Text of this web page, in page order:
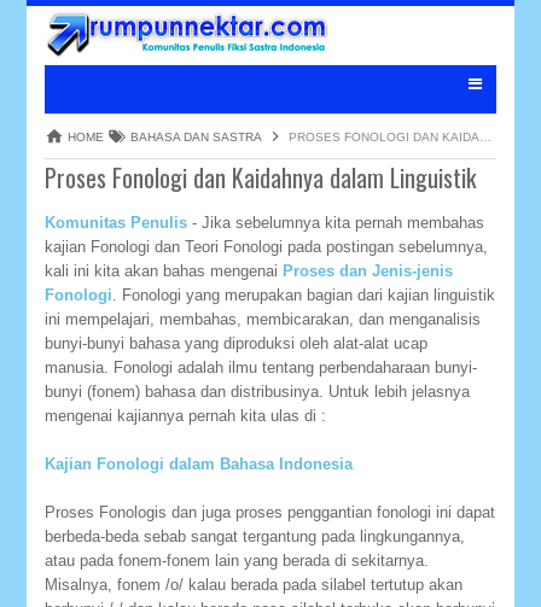
HOME BAHASA DAN SASTRA PROSES FONOLOGI DAN KAIDAHNYA DALAM LINGUISTIK
Proses Fonologi dan Kaidahnya dalam Linguistik
Komunitas Penulis - Jika sebelumnya kita pernah membahas
kajian Fonologi dan Teori Fonologi pada postingan sebelumnya,
kali ini kita akan bahas mengenai Proses dan Jenis-jenis
Fonologi . Fonologi yang merupakan bagian dari kajian linguistik
ini mempelajari, membahas, membicarakan, dan menganalisis
bunyi-bunyi bahasa yang diproduksi oleh alat-alat ucap
manusia. Fonologi adalah ilmu tentang perbendaharaan bunyi-
bunyi (fonem) bahasa dan distribusinya. Untuk lebih jelasnya
mengenai kajiannya pernah kita ulas di :
Kajian Fonologi dalam Bahasa Indonesia
Proses Fonologis dan juga proses penggantian fonologi ini dapat
berbeda-beda sebab sangat tergantung pada lingkungannya,
atau pada fonem-fonem lain yang berada di sekitarnya.
Misalnya, fonem /o/ kalau berada pada silabel tertutup akan